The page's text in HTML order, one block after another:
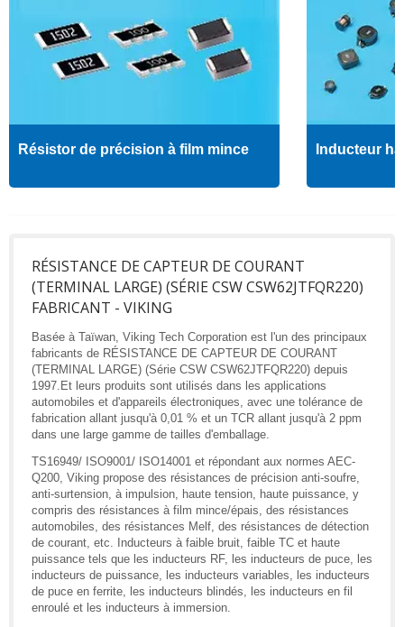
Résistor de précision à film mince Inducteur
RÉSISTANCE DE CAPTEUR DE COURANT
(TERMINAL LARGE) (SÉRIE CSW CSW62JTFQR220)
FABRICANT - VIKING
Basée à Taïwan, Viking Tech Corporation est l'un des principaux
fabricants de RÉSISTANCE DE CAPTEUR DE COURANT
(TERMINAL LARGE) (Série CSW CSW62JTFQR220) depuis
1997.Et leurs produits sont utilisés dans les applications
automobiles et d'appareils électroniques, avec une tolérance de
fabrication allant jusqu'à 0,01 % et un TCR allant jusqu'à 2 ppm
dans une large gamme de tailles d'emballage.
TS16949/ ISO9001/ ISO14001 et répondant aux normes AEC-
Q200, Viking propose des résistances de précision anti-soufre,
anti-surtension, à impulsion, haute tension, haute puissance, y
compris des résistances à film mince/épais, des résistances
automobiles, des résistances Melf, des résistances de détection
de courant, etc. Inducteurs à faible bruit, faible TC et haute
puissance tels que les inducteurs RF, les inducteurs de puce, les
inducteurs de puissance, les inducteurs variables, les inducteurs
de puce en ferrite, les inducteurs blindés, les inducteurs en fil
enroulé et les inducteurs à immersion.